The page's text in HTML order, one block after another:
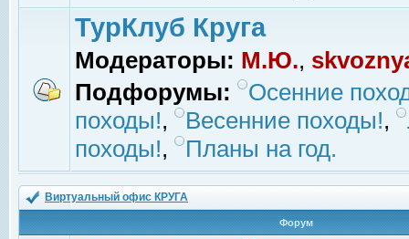
ТурКлуб Круга
Модераторы: М.Ю.,
Подфорумы:
Осенние
походы!, Весенние походы!,
походы!, Планы на год.
Виртуальный офис КРУГА
Форум